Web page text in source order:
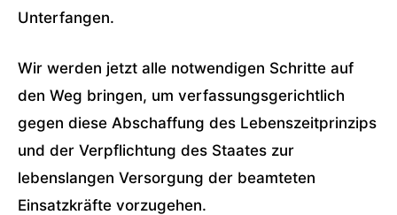
Unterfangen.
Wir werden jetzt alle notwendigen Schritte auf
den Weg bringen, um verfassungsgerichtlich
gegen diese Abschaffung des Lebenszeitprinzips
und der Verpflichtung des Staates zur
lebenslangen Versorgung der beamteten
Einsatzkräfte vorzugehen.